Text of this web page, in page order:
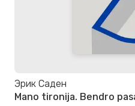
Эрик Саден
Mano tironija. Bendro